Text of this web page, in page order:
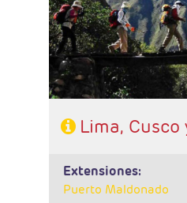
- Categoría hotelera: A
- Régimen: 6
Lima, Cusco
extensiones:
Puerto Maldonado